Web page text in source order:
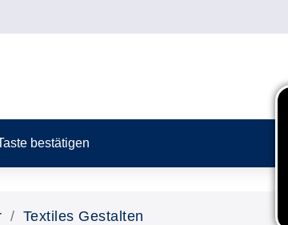
Taste bestätigen
Textiles Gestalten